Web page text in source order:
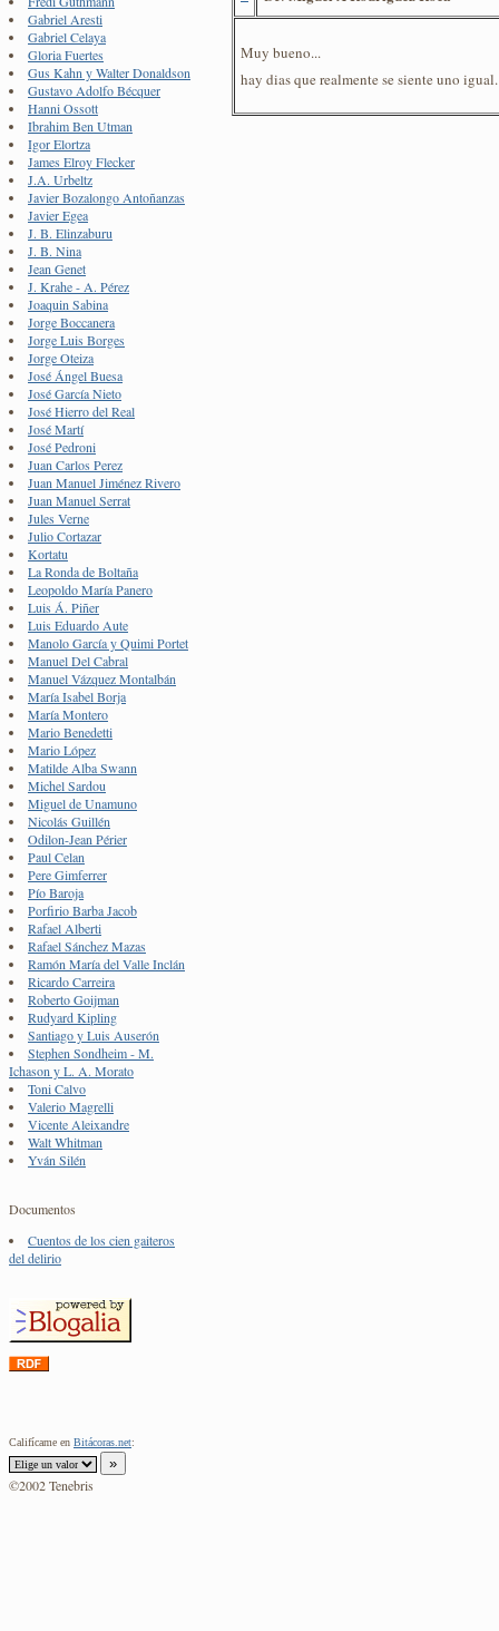
Gabriel Aresti
Gabriel Celaya
Gloria Fuertes
Gus Kahn y Walter Donaldson
Gustavo Adolfo Bécquer
Hanni Ossott
Ibrahim Ben Utman
Igor Elortza
James Elroy Flecker
J.A. Urbeltz
Javier Bozalongo Antoñanzas
Javier Egea
J. B. Elinzaburu
J. B. Nina
Jean Genet
J. Krahe - A. Pérez
Joaquin Sabina
Jorge Boccanera
Jorge Luis Borges
Jorge Oteiza
José Ángel Buesa
José García Nieto
José Hierro del Real
José Martí
José Pedroni
Juan Carlos Perez
Juan Manuel Jiménez Rivero
Juan Manuel Serrat
Jules Verne
Julio Cortazar
Kortatu
La Ronda de Boltaña
Leopoldo María Panero
Luis Á. Piñer
Luis Eduardo Aute
Manolo García y Quimi Portet
Manuel Del Cabral
Manuel Vázquez Montalbán
María Isabel Borja
María Montero
Mario Benedetti
Mario López
Matilde Alba Swann
Michel Sardou
Miguel de Unamuno
Nicolás Guillén
Odilon-Jean Périer
Paul Celan
Pere Gimferrer
Pío Baroja
Porfirio Barba Jacob
Rafael Alberti
Rafael Sánchez Mazas
Ramón María del Valle Inclán
Ricardo Carreira
Roberto Goijman
Rudyard Kipling
Santiago y Luis Auserón
Stephen Sondheim - M.
Ichason y L. A. Morato
Toni Calvo
Valerio Magrelli
Vicente Aleixandre
Walt Whitman
Yván Silén
Documentos
Cuentos de los cien gaiteros
del delirio
Califícame en Bitácoras.net:
©2002 Tenebris
Muy bueno...
hay dias que realmente se siente uno igual.